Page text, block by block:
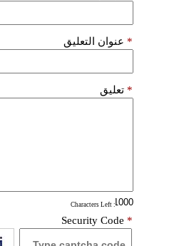
عنوان التعليق *
تعليق *
: Characters Left
Security Code *